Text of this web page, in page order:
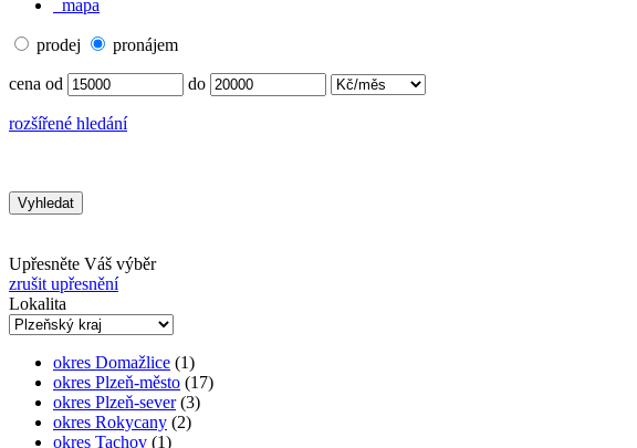
mapa
prodej pronájem
cena od do
rozšířené hledání
Upřesněte Váš výběr
zrušit upřesnění
Lokalita
okres Domažlice (1)
okres Plzeň-město (17)
okres Plzeň-sever(3)
okres Rokycany (2)
okres Tachov (1)